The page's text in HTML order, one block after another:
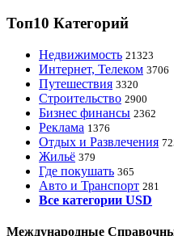
Топ10 Категорий
Недвижимость 21323
Интернет, Телеком 3706
Путешествия 3320
Строительство 2900
Бизнес финансы 2362
Реклама 1376
Отдых и Развлечения
Жильё 379
Где покушать 365
Авто и Транспорт 281
Все категории USD
Международные